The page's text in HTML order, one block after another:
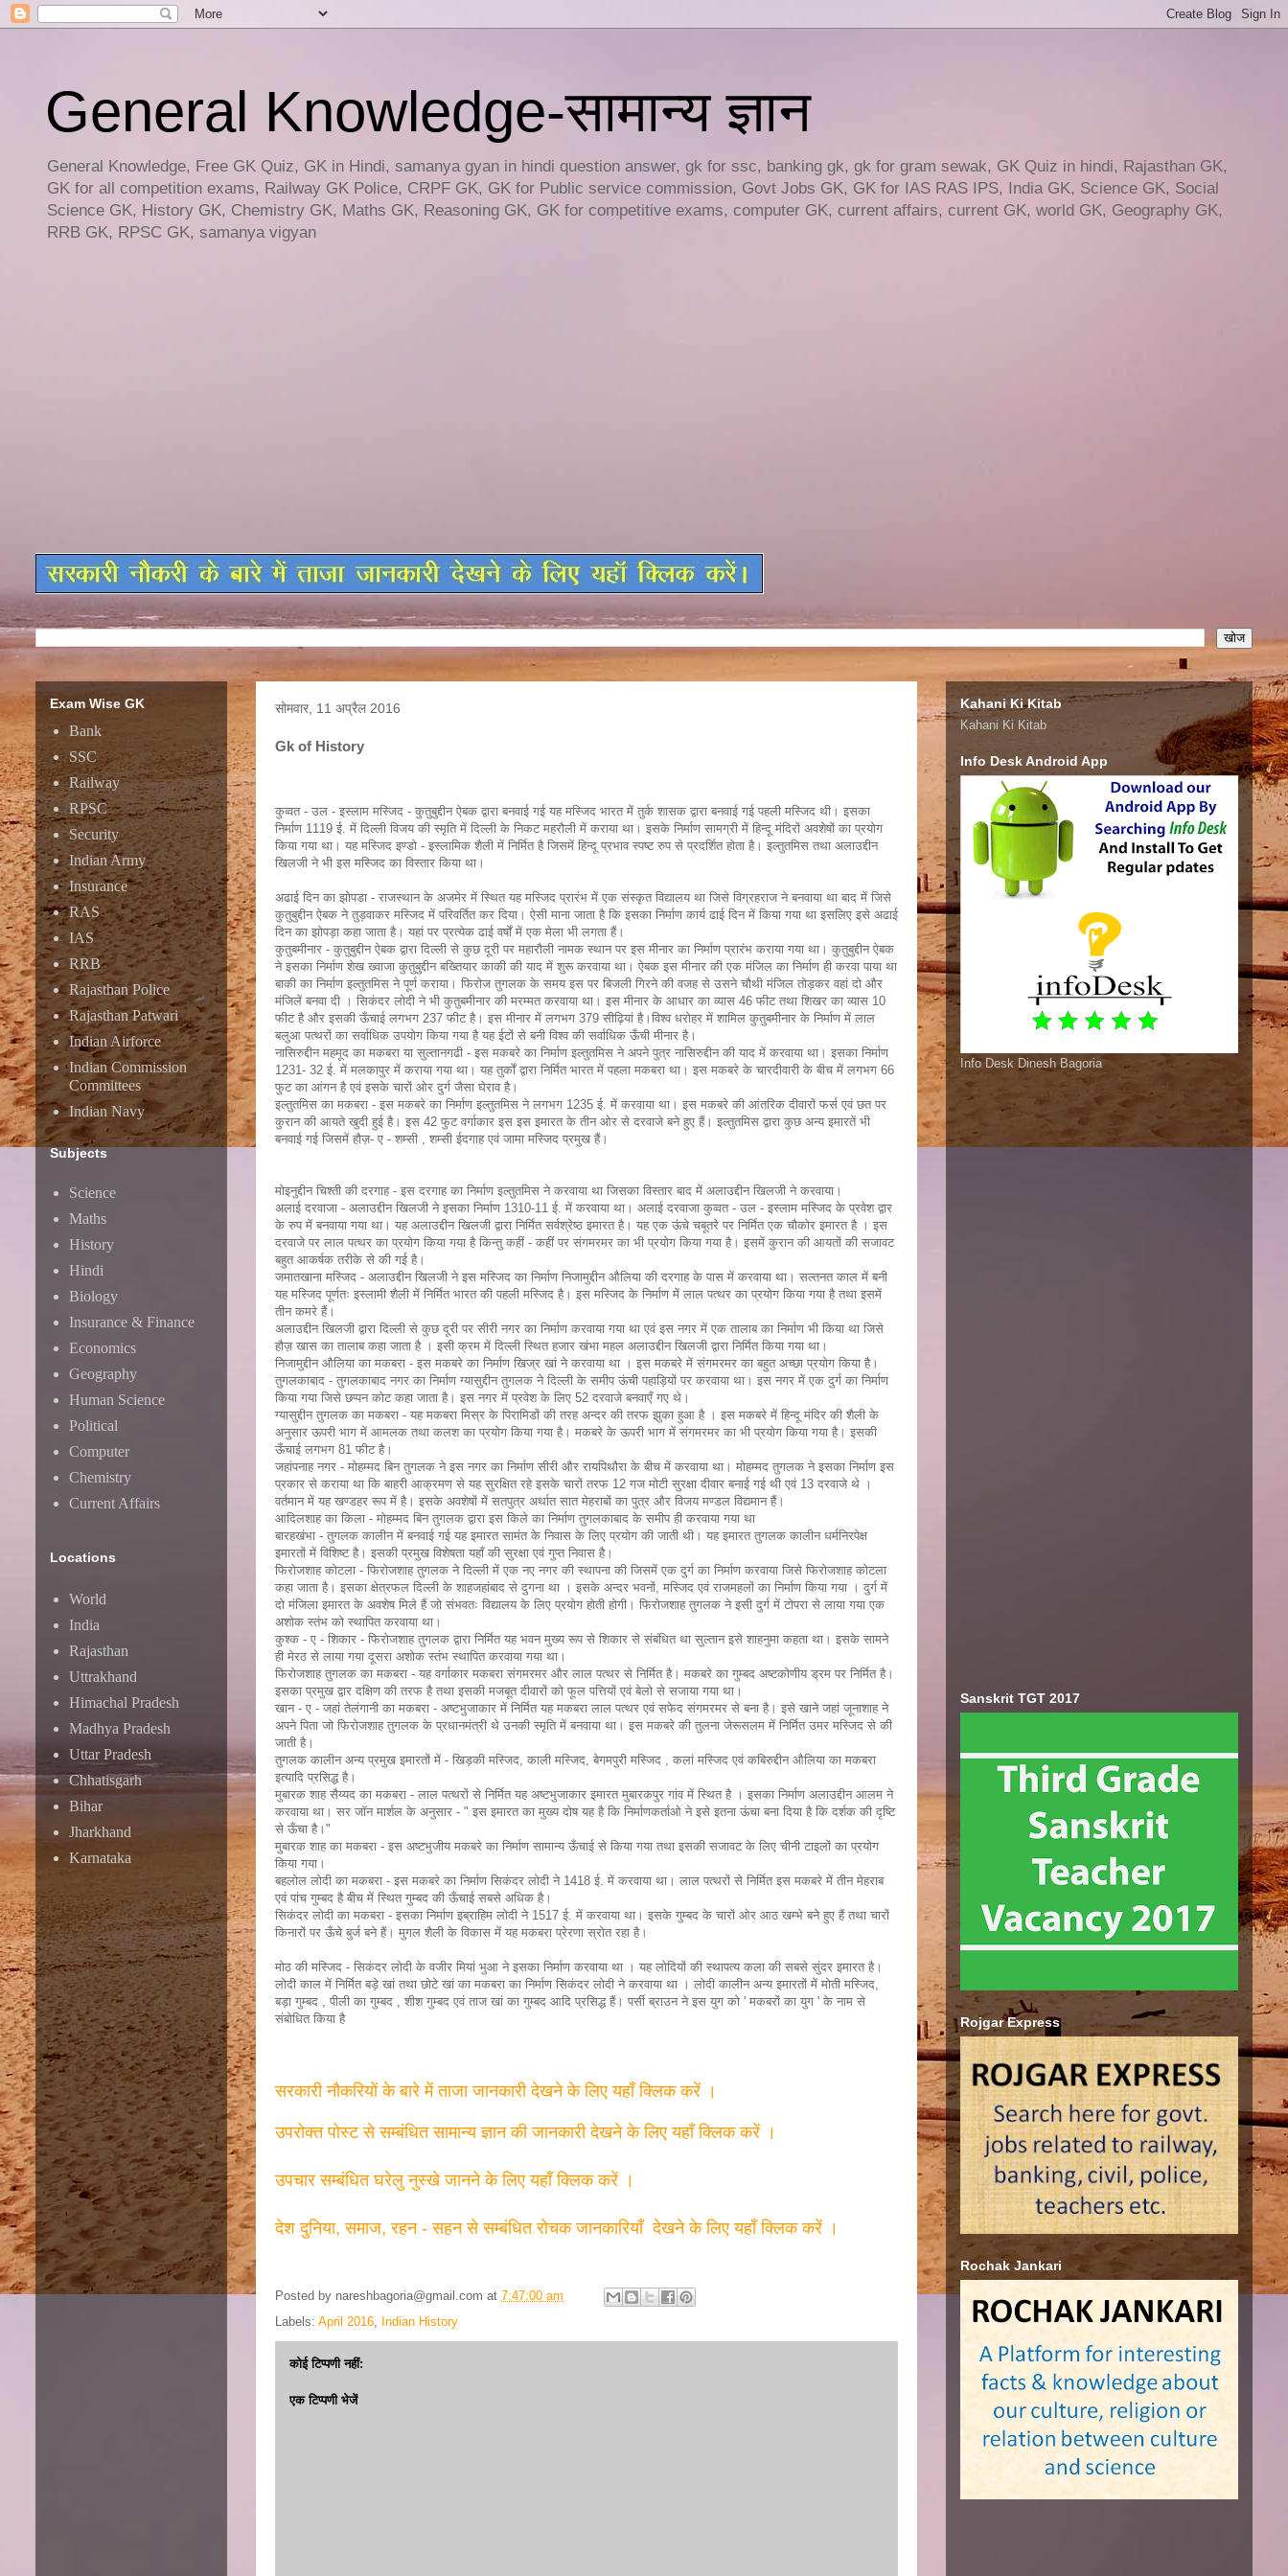
General Knowledge-सामान्य ज्ञान
General Knowledge, Free GK Quiz, GK in Hindi, samanya gyan in hindi question answer, gk for ssc, banking gk, gk for gram sewak, GK Quiz in hindi, Rajasthan GK,
GK for all competition exams, Railway GK Police, CRPF GK, GK for Public service commission, Govt Jobs GK, GK for IAS RAS IPS, India GK, Science GK, Social
Science GK, History GK, Chemistry GK, Maths GK, Reasoning GK, GK for competitive exams, computer GK, current affairs, current GK, world GK, Geography GK,
RRB GK, RPSC GK, samanya vigyan
सोमवार, 11 अप्रैल 2016
Gk of History
कुव्वत - उल - इस्लाम मस्जिद - कुतुबुद्दीन ऐबक द्वारा बनवाई गई यह मस्जिद भारत में तुर्क शासक द्वारा बनवाई गई पहली मस्जिद थी। इसका
निर्माण 1119 ई. में दिल्ली विजय की स्मृति में दिल्ली के निकट महरौली में कराया था। इसके निर्माण सामग्री में हिन्दू मंदिरों अवशेषों का प्रयोग
किया गया था। यह मस्जिद इण्डो - इस्लामिक शैली में निर्मित है जिसमें हिन्दू प्रभाव स्पष्ट रुप से प्रदर्शित होता है। इल्तुतमिस तथा अलाउद्दीन
खिलजी ने भी इस मस्जिद का विस्तार किया था।
अढाई दिन का झोपडा - राजस्थान के अजमेर में स्थित यह मस्जिद प्रारंभ में एक संस्कृत विद्यालय था जिसे विग्रहराज ने बनवाया था बाद में जिसे
कुतुबुद्दीन ऐबक ने तुड़वाकर मस्जिद में परिवर्तित कर दिया। ऐसी माना जाता है कि इसका निर्माण कार्य ढाई दिन में किया गया था इसलिए इसे अढाई
दिन का झोपड़ा कहा जाता है। यहां पर प्रत्येक ढाई वर्षों में एक मेला भी लगता हैं।
कुतुबमीनार - कुतुबुद्दीन ऐबक द्वारा दिल्ली से कुछ दूरी पर महारौली नामक स्थान पर इस मीनार का निर्माण प्रारंभ कराया गया था। कुतुबुद्दीन ऐबक
ने इसका निर्माण शेख ख्वाजा कुतुबुद्दीन बख्तियार काकी की याद में शुरू करवाया था। ऐबक इस मीनार की एक मंजिल का निर्माण ही करवा पाया था
बाकी का निर्माण इल्तुतमिस ने पूर्ण कराया। फिरोज तुगलक के समय इस पर बिजली गिरने की वजह से उसने चौथी मंजिल तोड़कर वहां दो और
मंजिलें बनवा दी । सिकंदर लोदी ने भी कुतुबमीनार की मरम्मत करवाया था। इस मीनार के आधार का व्यास 46 फीट तथा शिखर का व्यास 10
फीट है और इसकी ऊँचाई लगभग 237 फीट है। इस मीनार में लगभग 379 सीढ़ियां है।विश्व धरोहर में शामिल कुतुबमीनार के निर्माण में लाल
बलुआ पत्थरों का सर्वाधिक उपयोग किया गया है यह ईटों से बनी विश्व की सर्वाधिक ऊँची मीनार है।
नासिरुद्दीन महमूद का मकबरा या सुल्तानगढी - इस मकबरे का निर्माण इल्तुतमिस ने अपने पुत्र नासिरुद्दीन की याद में करवाया था। इसका निर्माण
1231- 32 ई. में मलकापुर में कराया गया था। यह तुर्कों द्वारा निर्मित भारत में पहला मकबरा था। इस मकबरे के चारदीवारी के बीच में लगभग 66
फुट का आंगन है एवं इसके चारों ओर दुर्ग जैसा घेराव है।
इल्तुतमिस का मकबरा - इस मकबरे का निर्माण इल्तुतमिस ने लगभग 1235 ई. में करवाया था। इस मकबरे की आंतरिक दीवारों फर्स एवं छत पर
कुरान की आयते खुदी हुई है। इस 42 फुट वर्गाकार इस इस इमारत के तीन ओर से दरवाजे बने हुए हैं। इल्तुतमिस द्वारा कुछ अन्य इमारतें भी
बनवाई गई जिसमें हौज़- ए - शम्सी , शम्सी ईदगाह एवं जामा मस्जिद प्रमुख हैं।
मोइनुद्दीन चिश्ती की दरगाह - इस दरगाह का निर्माण इल्तुतमिस ने करवाया था जिसका विस्तार बाद में अलाउद्दीन खिलजी ने करवाया।
अलाई दरवाजा - अलाउद्दीन खिलजी ने इसका निर्माण 1310-11 ई. में करवाया था। अलाई दरवाजा कुव्वत - उल - इस्लाम मस्जिद के प्रवेश द्वार
के रुप में बनवाया गया था। यह अलाउद्दीन खिलजी द्वारा निर्मित सर्वश्रेष्ठ इमारत है। यह एक ऊंचे चबूतरे पर निर्मित एक चौकोर इमारत है । इस
दरवाजे पर लाल पत्थर का प्रयोग किया गया है किन्तु कहीं - कहीं पर संगमरमर का भी प्रयोग किया गया है। इसमें कुरान की आयतों की सजावट
बहुत आकर्षक तरीके से की गई है।
जमातखाना मस्जिद - अलाउद्दीन खिलजी ने इस मस्जिद का निर्माण निजामुद्दीन औलिया की दरगाह के पास में करवाया था। सल्तनत काल में बनी
यह मस्जिद पूर्णतः इस्लामी शैली में निर्मित भारत की पहली मस्जिद है। इस मस्जिद के निर्माण में लाल पत्थर का प्रयोग किया गया है तथा इसमें
तीन कमरे हैं।
अलाउद्दीन खिलजी द्वारा दिल्ली से कुछ दूरी पर सीरी नगर का निर्माण करवाया गया था एवं इस नगर में एक तालाब का निर्माण भी किया था जिसे
हौज़ खास का तालाब कहा जाता है । इसी क्रम में दिल्ली स्थित हजार खंभा महल अलाउद्दीन खिलजी द्वारा निर्मित किया गया था।
निजामुद्दीन औलिया का मकबरा - इस मकबरे का निर्माण खिज्र खां ने करवाया था । इस मकबरे में संगमरमर का बहुत अच्छा प्रयोग किया है।
तुगलकाबाद - तुगलकाबाद नगर का निर्माण ग्यासुद्दीन तुगलक ने दिल्ली के समीप ऊंची पहाड़ियों पर करवाया था। इस नगर में एक दुर्ग का निर्माण
किया गया जिसे छप्पन कोट कहा जाता है। इस नगर में प्रवेश के लिए 52 दरवाजे बनवाएँ गए थे।
ग्यासुद्दीन तुगलक का मकबरा - यह मकबरा मिस्र के पिरामिडों की तरह अन्दर की तरफ झुका हुआ है । इस मकबरे में हिन्दू मंदिर की शैली के
अनुसार ऊपरी भाग में आमलक तथा कलश का प्रयोग किया गया है। मकबरे के ऊपरी भाग में संगमरमर का भी प्रयोग किया गया है। इसकी
ऊँचाई लगभग 81 फीट है।
जहांपनाह नगर - मोहम्मद बिन तुगलक ने इस नगर का निर्माण सीरी और रायपिथौरा के बीच में करवाया था। मोहम्मद तुगलक ने इसका निर्माण इस
प्रकार से कराया था कि बाहरी आक्रमण से यह सुरक्षित रहे इसके चारों तरफ 12 गज मोटी सुरक्षा दीवार बनाई गई थी एवं 13 दरवाजे थे ।
वर्तमान में यह खण्डहर रूप में है। इसके अवशेषों में सतपुत्र अर्थात सात मेहराबों का पुत्र और विजय मण्डल विद्यमान हैं।
आदिलशाह का किला - मोहम्मद बिन तुगलक द्वारा इस किले का निर्माण तुगलकाबाद के समीप ही करवाया गया था
बारहखंभा - तुगलक कालीन में बनवाई गई यह इमारत सामंत के निवास के लिए प्रयोग की जाती थी। यह इमारत तुगलक कालीन धर्मनिरपेक्ष
इमारतों में विशिष्ट है। इसकी प्रमुख विशेषता यहाँ की सुरक्षा एवं गुप्त निवास है।
फिरोजशाह कोटला - फिरोजशाह तुगलक ने दिल्ली में एक नए नगर की स्थापना की जिसमें एक दुर्ग का निर्माण करवाया जिसे फिरोजशाह कोटला
कहा जाता है। इसका क्षेत्रफल दिल्ली के शाहजहांबाद से दुगना था । इसके अन्दर भवनों, मस्जिद एवं राजमहलों का निर्माण किया गया । दुर्ग में
दो मंजिला इमारत के अवशेष मिले हैं जो संभवतः विद्यालय के लिए प्रयोग होती होगी। फिरोजशाह तुगलक ने इसी दुर्ग में टोपरा से लाया गया एक
अशोक स्तंभ को स्थापित करवाया था।
कुश्क - ए - शिकार - फिरोजशाह तुगलक द्वारा निर्मित यह भवन मुख्य रूप से शिकार से संबंधित था सुल्तान इसे शाहनुमा कहता था। इसके सामने
ही मेरठ से लाया गया दूसरा अशोक स्तंभ स्थापित करवाया गया था।
फिरोजशाह तुगलक का मकबरा - यह वर्गाकार मकबरा संगमरमर और लाल पत्थर से निर्मित है। मकबरे का गुम्बद अष्टकोणीय ड्रम पर निर्मित है।
इसका प्रमुख द्वार दक्षिण की तरफ है तथा इसकी मजबूत दीवारों को फूल पत्तियों एवं बेलो से सजाया गया था।
खान - ए - जहां तेलंगानी का मकबरा - अष्टभुजाकार में निर्मित यह मकबरा लाल पत्थर एवं सफेद संगमरमर से बना है। इसे खाने जहां जूनाशाह ने
अपने पिता जो फिरोजशाह तुगलक के प्रधानमंत्री थे उनकी स्मृति में बनवाया था। इस मकबरे की तुलना जेरूसलम में निर्मित उमर मस्जिद से की
जाती है।
तुगलक कालीन अन्य प्रमुख इमारतों में - खिड़की मस्जिद, काली मस्जिद, बेगमपुरी मस्जिद , कलां मस्जिद एवं कबिरुद्दीन औलिया का मकबरा
इत्यादि प्रसिद्ध है।
मुबारक शाह सैय्यद का मकबरा - लाल पत्थरों से निर्मित यह अष्टभुजाकार इमारत मुबारकपुर गांव में स्थित है । इसका निर्माण अलाउद्दीन आलम ने
करवाया था। सर जॉन मार्शल के अनुसार - " इस इमारत का मुख्य दोष यह है कि निर्माणकर्ताओ ने इसे इतना ऊंचा बना दिया है कि दर्शक की दृष्टि
से ऊँचा है।"
मुबारक शाह का मकबरा - इस अष्टभुजीय मकबरे का निर्माण सामान्य ऊँचाई से किया गया तथा इसकी सजावट के लिए चीनी टाइलों का प्रयोग
किया गया।
बहलोल लोदी का मकबरा - इस मकबरे का निर्माण सिकंदर लोदी ने 1418 ई. में करवाया था। लाल पत्थरों से निर्मित इस मकबरे में तीन मेहराब
एवं पांच गुम्बद है बीच में स्थित गुम्बद की ऊँचाई सबसे अधिक है।
सिकंदर लोदी का मकबरा - इसका निर्माण इब्राहिम लोदी ने 1517 ई. में करवाया था। इसके गुम्बद के चारों ओर आठ खम्भे बने हुए हैं तथा चारों
किनारों पर ऊँचे बुर्ज बने हैं। मुगल शैली के विकास में यह मकबरा प्रेरणा स्रोत रहा है।
मोठ की मस्जिद - सिकंदर लोदी के वजीर मियां भुआ ने इसका निर्माण करवाया था । यह लोदियों की स्थापत्य कला की सबसे सुंदर इमारत है।
लोदी काल में निर्मित बड़े खां तथा छोटे खां का मकबरा का निर्माण सिकंदर लोदी ने करवाया था । लोदी कालीन अन्य इमारतों में मोती मस्जिद,
बड़ा गुम्बद , पीली का गुम्बद , शीश गुम्बद एवं ताज खां का गुम्बद आदि प्रसिद्ध हैं। पर्सी ब्राउन ने इस युग को ' मकबरों का युग ' के नाम से
संबोधित किया है
सरकारी नौकरियों के बारे में ताजा जानकारी देखने के लिए यहाँ क्लिक करें ।
उपरोक्त पोस्ट से सम्बंधित सामान्य ज्ञान की जानकारी देखने के लिए यहाँ क्लिक करें ।
उपचार सम्बंधित घरेलु नुस्खे जानने के लिए यहाँ क्लिक करें ।
देश दुनिया, समाज, रहन - सहन से सम्बंधित रोचक जानकारियाँ देखने के लिए यहाँ क्लिक करें ।
Posted by nareshbagoria@gmail.com at 7:47:00 am
Labels: April 2016, Indian History
कोई टिप्पणी नहीं:
एक टिप्पणी भेजें
Exam Wise GK
Bank
SSC
Railway
RPSC
Security
Indian Army
Insurance
RAS
IAS
RRB
Rajasthan Police
Rajasthan Patwari
Indian Airforce
Indian Commission
Committees
Indian Navy
Subjects
Science
Maths
History
Hindi
Biology
Insurance & Finance
Economics
Geography
Human Science
Political
Computer
Chemistry
Current Affairs
Locations
World
India
Rajasthan
Uttrakhand
Himachal Pradesh
Madhya Pradesh
Uttar Pradesh
Chhatisgarh
Bihar
Jharkhand
Karnataka
Kahani Ki Kitab
Kahani Ki Kitab
Info Desk Android App
Info Desk Dinesh Bagoria
Sanskrit TGT 2017
Rojgar Express
Rochak Jankari